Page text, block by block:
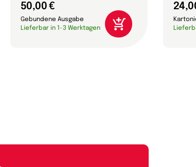
50,00 €
Gebundene Ausgabe
Lieferbar in 1-3 Werktagen